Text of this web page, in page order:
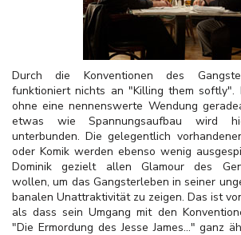
Durch die Konventionen des
funktioniert nichts an "Killing them softly".
ohne eine nennenswerte Wendung
etwas wie Spannungsaufbau wird
unterbunden. Die gelegentlich
oder Komik werden ebenso wenig
Dominik gezielt allen Glamour des
wollen, um das Gangsterleben in seiner
banalen Unattraktivität zu zeigen. Das ist
als dass sein Umgang mit den
"Die Ermordung des Jesse James..." ganz